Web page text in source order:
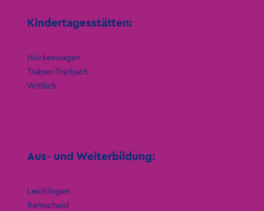
Kindertagesstätten:
Hückeswagen
Traben-Trarbach
Wittlich
Aus- und Weiterbildung:
Leichlingen
Remscheid